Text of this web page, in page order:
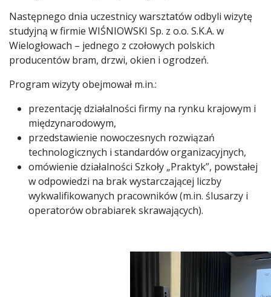
Następnego dnia uczestnicy warsztatów odbyli wizytę
studyjną w firmie WIŚNIOWSKI Sp. z o.o. S.K.A. w
Wielogłowach – jednego z czołowych polskich
producentów bram, drzwi, okien i ogrodzeń.
Program wizyty obejmował m.in.:
prezentację działalności firmy na rynku krajowym i
międzynarodowym,
przedstawienie nowoczesnych rozwiązań
technologicznych i standardów organizacyjnych,
omówienie działalności Szkoły „Praktyk”, powstałej
w odpowiedzi na brak wystarczającej liczby
wykwalifikowanych pracowników (m.in. ślusarzy i
operatorów obrabiarek skrawających).